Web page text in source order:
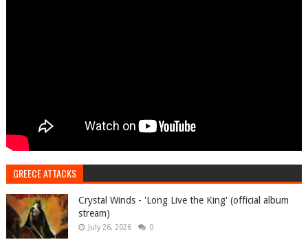
GREECE ATTACKS
Crystal Winds - 'Long Live the King' (official album
stream)
July 26, 2026 0